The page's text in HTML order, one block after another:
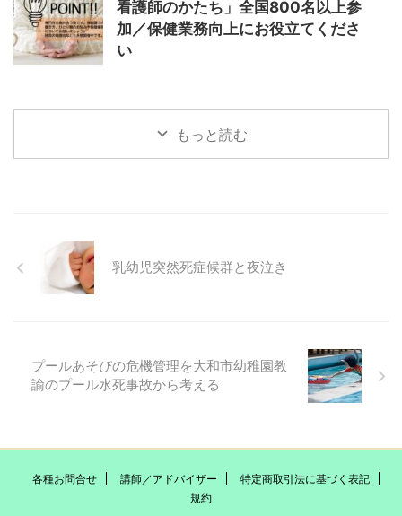
看護師のかたち」全国800名以上参
加／保健業務向上にお役立てくださ
い
もっと読む
乳幼児突然死症候群と夜泣き
プールあそびの危機管理を大和市幼稚園教
諭のプール水死事故から考える
各種お問合せ 講師／アドバイザー
特定商取引法に基づく表記
規約